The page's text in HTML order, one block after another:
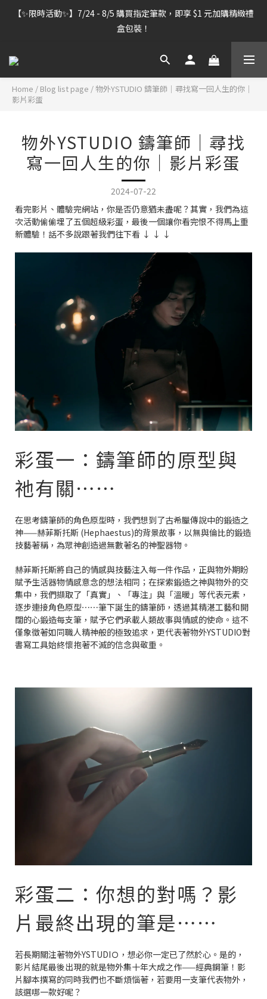
【雷雕訂單出貨暫停】7/30–8/7 進行機器維護，期間「含雷雕之
訂單」將暫停出貨，敬請見諒。
【✨限時活動✨】7/24 - 8/5 購買指定筆款，即享 $1 元加購精緻禮
盒包裝！
【雷雕訂單出貨暫停】7/30–8/7 進行機器維護，期間「含雷雕之
Home / Blog list page /物外YSTUDIO 鑄筆師｜尋找寫一回人生的你｜
影片彩蛋
物外YSTUDIO 鑄筆師｜尋找
寫一回人生的你｜影片彩蛋
2024-07-22
看完影片、體驗完網站，你是否仍意猶未盡呢？其實，我們為這
次活動偷偷埋了五個超級彩蛋，最後一個讓你看完恨不得馬上重
新體驗！話不多說跟著我們往下看 ↓ ↓ ↓
彩蛋一：鑄筆師的原型與
祂有關⋯⋯
在思考鑄筆師的角色原型時，我們想到了古希臘傳說中的鍛造之
神——赫菲斯托斯 (Hephaestus)的背景故事，以無與倫比的鍛造
技藝著稱，為眾神創造過無數著名的神聖器物。
赫菲斯托斯將自己的情感與技藝注入每一件作品，正與物外期盼
賦予生活器物情感意念的想法相同；在探索鍛造之神與物外的交
集中，我們擷取了「真實」、「專注」與「溫暖」等代表元素，
逐步連接角色原型⋯⋯筆下誕生的鑄筆師，透過其精湛工藝和開
闊的心鍛造每支筆，賦予它們承載人類故事與情感的使命。這不
僅象徵著如同職人精神般的極致追求，更代表著物外YSTUDIO對
書寫工具始終懷抱著不滅的信念與敬重。
彩蛋二：你想的對嗎？影
片最終出現的筆是⋯⋯
若長期關注著物外YSTUDIＯ，想必你一定已了然於心。是的，
影片結尾最後出現的就是物外集十年大成之作——經典鋼筆！影
片腳本撰寫的同時我們也不斷煩惱著，若要用一支筆代表物外，
該選哪一款好呢？